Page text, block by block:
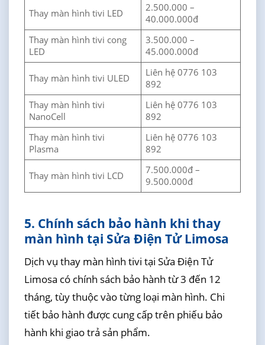
Thay màn hình tivi LED
2.500.000 –
40.000.000đ
Thay màn hình tivi cong
LED
3.500.000 –
45.000.000đ
Thay màn hình tivi ULED
Liên hệ 0776 103
892
Thay màn hình tivi
NanoCell
Liên hệ 0776 103
892
Thay màn hình tivi
Plasma
Liên hệ 0776 103
892
Thay màn hình tivi LCD
7.500.000đ –
9.500.000đ
5. Chính sách bảo hành khi thay
màn hình tại Sửa Điện Tử Limosa
Dịch vụ thay màn hình tivi tại Sửa Điện Tử
Limosa có chính sách bảo hành từ 3 đến 12
tháng, tùy thuộc vào từng loại màn hình. Chi
tiết bảo hành được cung cấp trên phiếu bảo
hành khi giao trả sản phẩm.